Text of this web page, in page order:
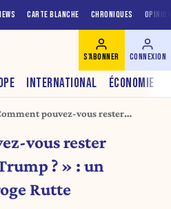
CARTE BLANCHE CHRONIQUES
INTERNATIONAL ÉCONOMIE
S'ABONNER CONNEXION
pouvez-vous rester
interroge Rutte
vous rester
? » : un
Rutte